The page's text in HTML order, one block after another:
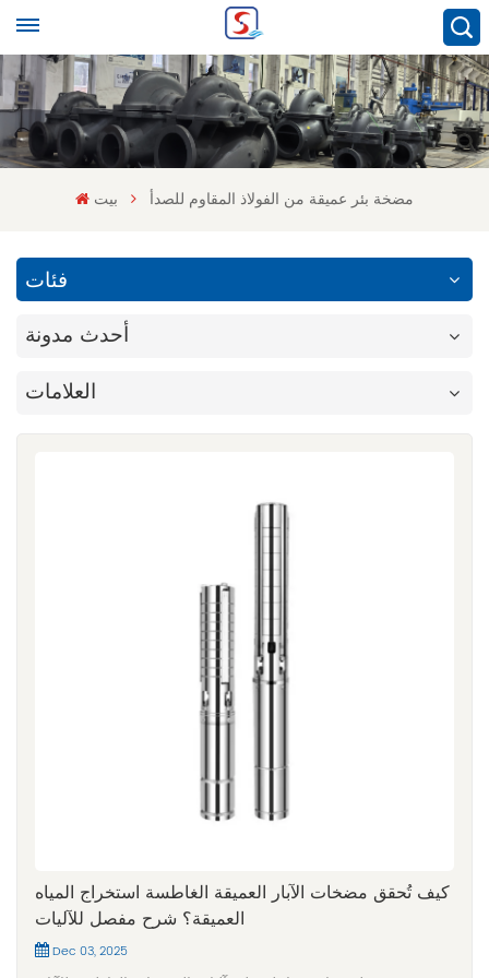
بيت مضخة بئر عميقة من الفولاذ المقاوم للصدأ
فئات
أحدث مدونة
العلامات
كيف تُحقق مضخات الآبار العميقة الغاطسة استخراج المياه
العميقة؟ شرح مفصل للآليات
Dec 03, 2025